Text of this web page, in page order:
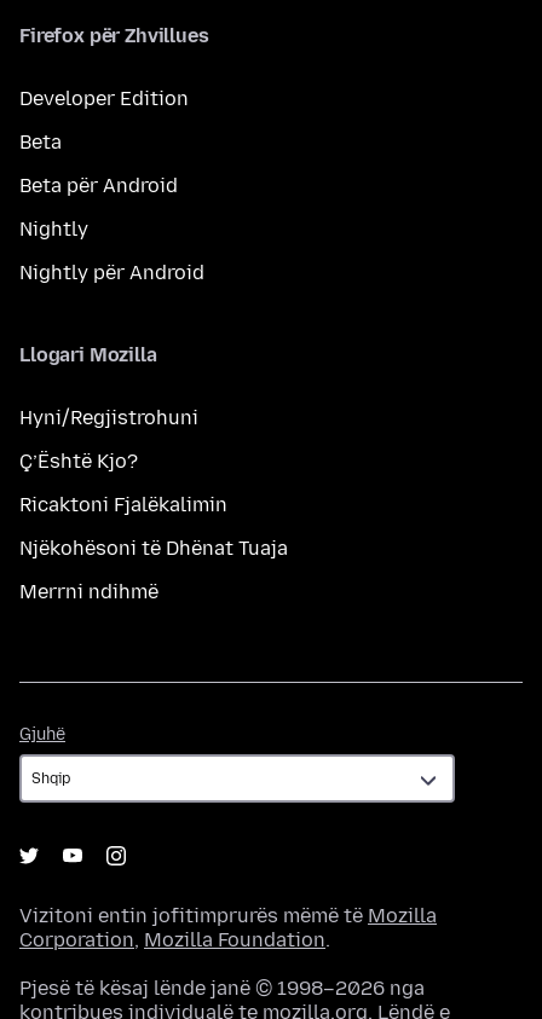
Firefox për Zhvillues
Developer Edition
Beta
Beta për Android
Nightly
Nightly për Android
Llogari Mozilla
Hyni/Regjistrohuni
Ç’Është Kjo?
Ricaktoni Fjalëkalimin
Njëkohësoni të Dhënat Tuaja
Merrni ndihmë
Gjuhë
Vizitoni entin jofitimprurës mëmë të Mozilla
Corporation, Mozilla Foundation.
Pjesë të kësaj lënde janë © 1998–2026 nga
kontribues individualë te mozilla.org. Lëndë e